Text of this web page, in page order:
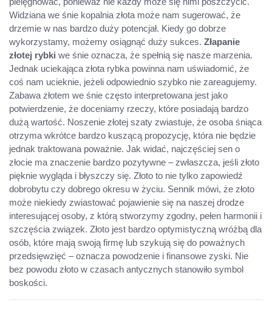
Widziana we śnie kopalnia złota może nam sugerować, że
drzemie w nas bardzo duży potencjał. Kiedy go dobrze
wykorzystamy, możemy osiągnąć duży sukces. Złapanie
złotej rybki we śnie oznacza, że spełnią się nasze marzenia.
Jednak uciekająca złota rybka powinna nam uświadomić, że
coś nam ucieknie, jeżeli odpowiednio szybko nie zareagujemy.
Zabawa złotem we śnie często interpretowana jest jako
potwierdzenie, że doceniamy rzeczy, które posiadają bardzo
dużą wartość. Noszenie złotej szaty zwiastuje, że osoba śniąca
otrzyma wkrótce bardzo kuszącą propozycję, która nie będzie
jednak traktowana poważnie. Jak widać, najczęściej sen o
złocie ma znaczenie bardzo pozytywne – zwłaszcza, jeśli złoto
pięknie wygląda i błyszczy się. Złoto to nie tylko zapowiedź
dobrobytu czy dobrego okresu w życiu. Sennik mówi, że złoto
może niekiedy zwiastować pojawienie się na naszej drodze
interesującej osoby, z którą stworzymy zgodny, pełen harmonii i
szczęścia związek. Złoto jest bardzo optymistyczną wróżbą dla
osób, które mają swoją firmę lub szykują się do poważnych
przedsięwzięć – oznacza powodzenie i finansowe zyski. Nie
bez powodu złoto w czasach antycznych stanowiło symbol
boskości.